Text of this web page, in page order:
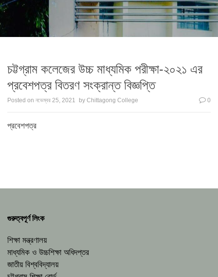
চট্টগ্রাম কলেজের উচ্চ মাধ্যমিক পরীক্ষা-২০২১ এর
প্রবেশপত্র বিতরণ সংক্রান্ত বিজ্ঞপ্তি
Posted on নভেম্বর 25, 2021 by Chittagong College 0
প্রবেশপত্র
গুরুত্বপূর্ণ লিংক
শিক্ষা মন্ত্রণালয়
মাধ্যমিক ও উচ্চশিক্ষা অধিদপ্তর
জাতীয় বিশ্ববিদ্যালয়